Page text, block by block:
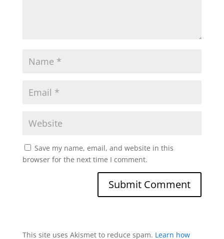
Save my name, email, and website in this
browser for the next time I comment.
This site uses Akismet to reduce spam. Learn how